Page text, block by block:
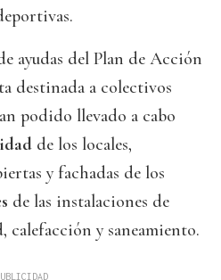
ayudas del Plan de Acción
destinada a colectivos
podido llevado a cabo
de los locales,
y fachadas de los
de las instalaciones de
y saneamiento.